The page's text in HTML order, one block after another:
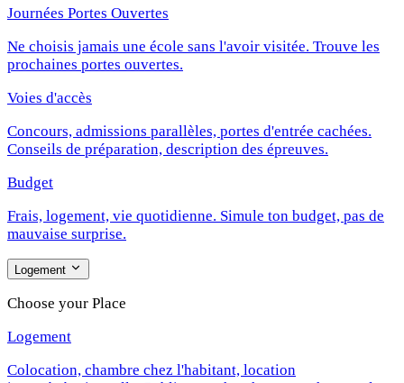
Journées Portes Ouvertes
Ne choisis jamais une école sans l'avoir visitée. Trouve les
prochaines portes ouvertes.
Voies d'accès
Concours, admissions parallèles, portes d'entrée cachées.
Conseils de préparation, description des épreuves.
Budget
Frais, logement, vie quotidienne. Simule ton budget, pas de
mauvaise surprise.
Logement
Choose your Place
Logement
Colocation, chambre chez l'habitant, location